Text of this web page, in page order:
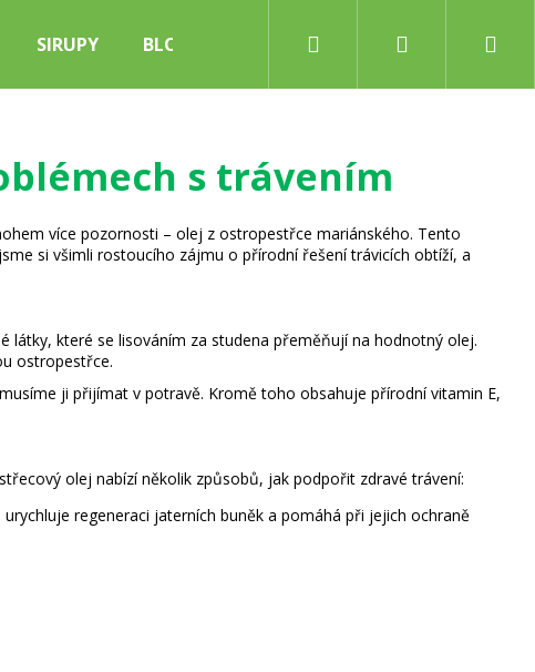
SIRUPY BLOG Přihlášení
s trávením
více pozornosti – olej z ostropestřce mariánského. Tento
si všimli rostoucího zájmu o přírodní řešení trávicích obtíží, a
látky, které se lisováním za studena přeměňují na hodnotný olej.
ostropestřce.
ji přijímat v potravě. Kromě toho obsahuje přírodní vitamin E,
olej nabízí několik způsobů, jak podpořit zdravé trávení:
regeneraci jaterních buněk a pomáhá při jejich ochraně